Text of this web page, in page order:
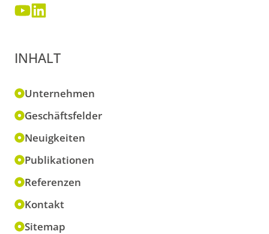
INHALT
Unternehmen
Geschäftsfelder
Neuigkeiten
Publikationen
Referenzen
Kontakt
Sitemap